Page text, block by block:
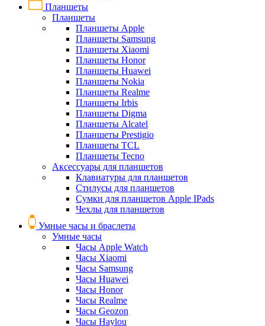
Планшеты
Планшеты
Планшеты Apple
Планшеты Samsung
Планшеты Xiaomi
Планшеты Honor
Планшеты Huawei
Планшеты Nokia
Планшеты Realme
Планшеты Irbis
Планшеты Digma
Планшеты Alcatel
Планшеты Prestigio
Планшеты TCL
Планшеты Tecno
Аксессуары для планшетов
Клавиатуры для планшетов
Стилусы для планшетов
Сумки для планшетов Apple IPads
Чехлы для планшетов
Умные часы и браслеты
Умные часы
Часы Apple Watch
Часы Xiaomi
Часы Samsung
Часы Huawei
Часы Honor
Часы Realme
Часы Geozon
Часы Haylou